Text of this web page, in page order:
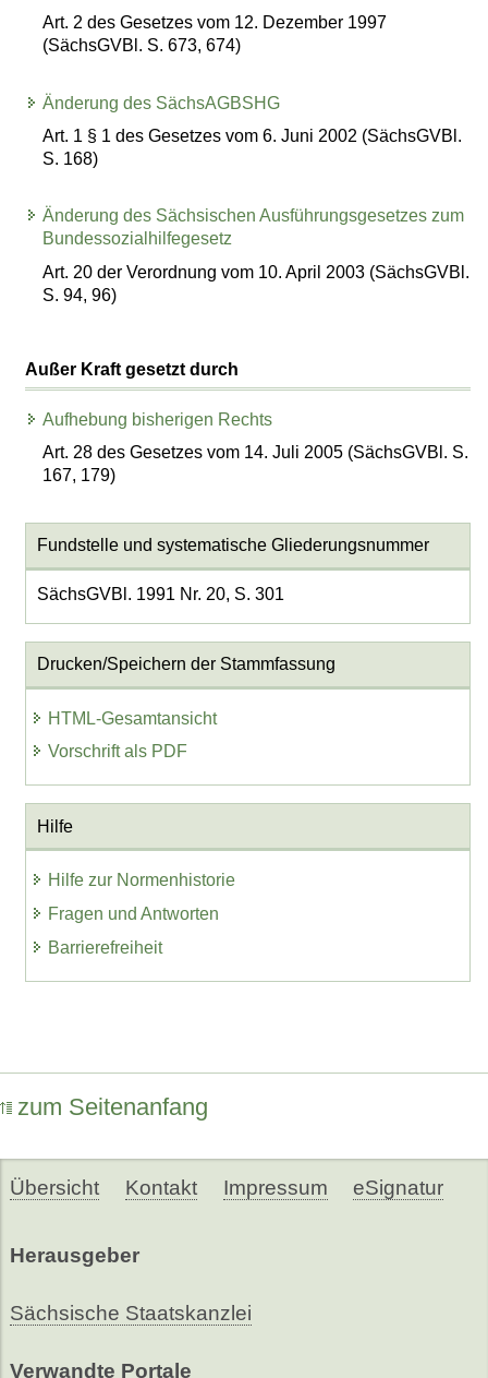
Art. 2 des Gesetzes vom 12. Dezember 1997
(SächsGVBl. S. 673, 674)
Änderung des SächsAGBSHG
Art. 1 § 1 des Gesetzes vom 6. Juni 2002 (SächsGVBl.
S. 168)
Änderung des Sächsischen Ausführungsgesetzes zum
Bundessozialhilfegesetz
Art. 20 der Verordnung vom 10. April 2003 (SächsGVBl.
S. 94, 96)
Außer Kraft gesetzt durch
Aufhebung bisherigen Rechts
Art. 28 des Gesetzes vom 14. Juli 2005 (SächsGVBl. S.
167, 179)
Fundstelle und systematische Gliederungsnummer
SächsGVBl. 1991 Nr. 20, S. 301
Drucken/Speichern der Stammfassung
HTML-Gesamtansicht
Vorschrift als PDF
Hilfe
Hilfe zur Normenhistorie
Fragen und Antworten
Barrierefreiheit
zum Seitenanfang
Übersicht Kontakt Impressum eSignatur
Herausgeber
Sächsische Staatskanzlei
Verwandte Portale